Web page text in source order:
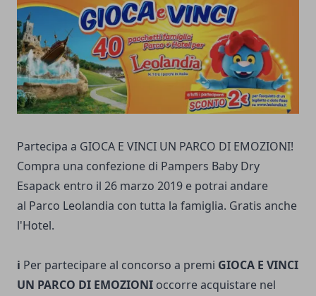
Partecipa a GIOCA E VINCI UN PARCO DI EMOZIONI!
Compra una confezione di Pampers Baby Dry
Esapack entro il 26 marzo 2019 e potrai andare
al Parco Leolandia con tutta la famiglia. Gratis anche
l'Hotel.
ℹ️ Per partecipare al concorso a premi GIOCA E VINCI
UN PARCO DI EMOZIONI occorre acquistare nel